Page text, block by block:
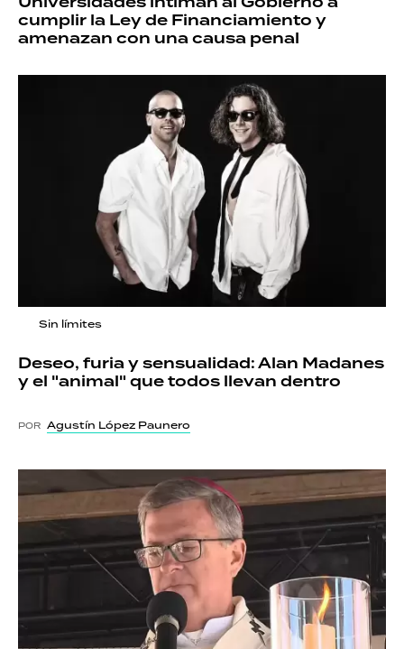
cumplir la Ley de Financiamiento y
amenazan con una causa penal
Sin límites
Deseo, furia y sensualidad: Alan Madanes
y el "animal" que todos llevan dentro
POR Agustín López Paunero